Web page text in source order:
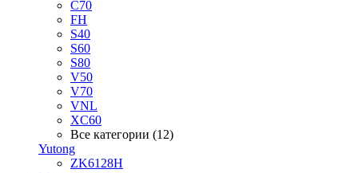
C70
FH
S40
S60
S80
V50
V70
VNL
XC60
Все категории (12)
Yutong
ZK6128H